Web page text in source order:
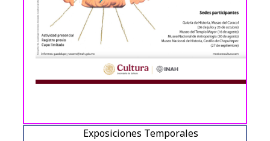
Exposiciones Temporales